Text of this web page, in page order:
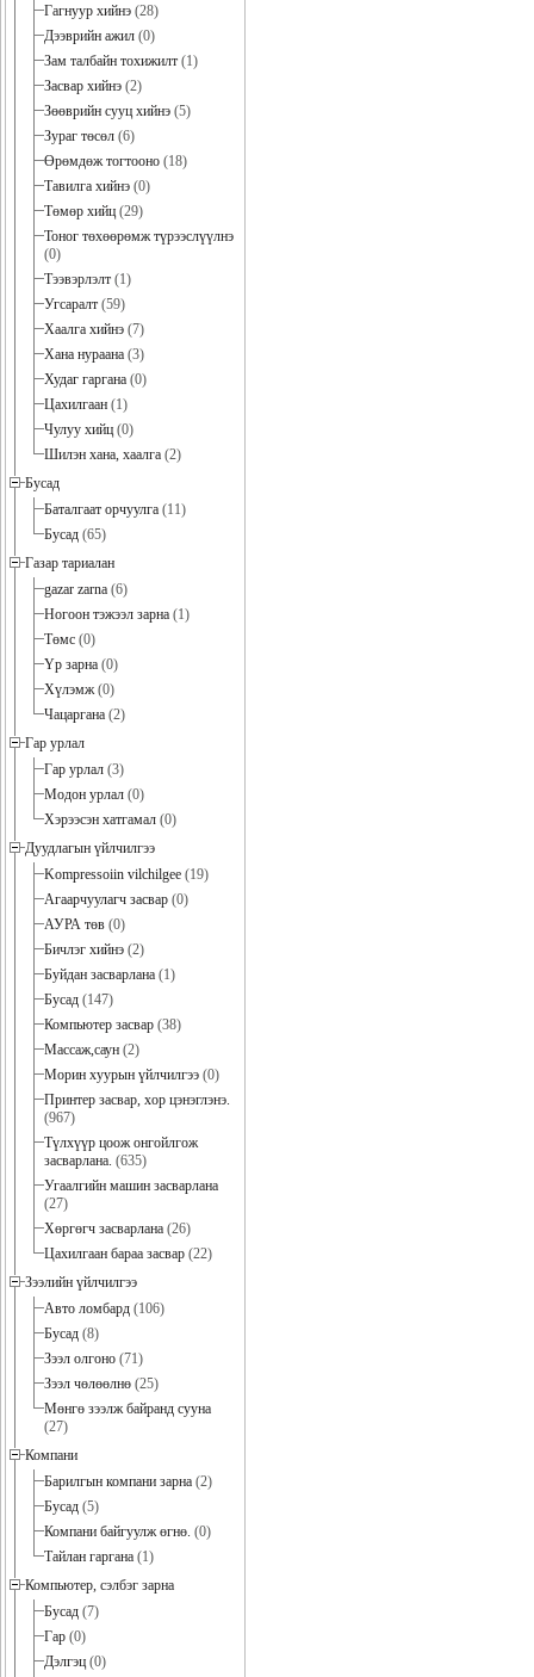
Гагнуур хийнэ (28)
Дээврийн ажил (0)
Зам талбайн тохижилт (1)
Засвар хийнэ (2)
Зөөврийн сууц хийнэ (5)
Зураг төсөл (6)
Өрөмдөж тогтооно (18)
Тавилга хийнэ (0)
Төмөр хийц (29)
Тоног төхөөрөмж түрээслүүлнэ
(0)
Тээвэрлэлт (1)
Угсаралт (59)
Хаалга хийнэ (7)
Хана нураана (3)
Худаг гаргана (0)
Цахилгаан (1)
Чулуу хийц (0)
Шилэн хана, хаалга (2)
Бусад
Баталгаат орчуулга (11)
Бусад (65)
Газар тариалан
gazar zarna (6)
Ногоон тэжээл зарна (1)
Төмс (0)
Үр зарна (0)
Хүлэмж(0)
Чацаргана (2)
Гар урлал
Гар урлал (3)
Модон урлал (0)
Хэрээсэн хатгамал (0)
Дуудлагын үйлчилгээ
Kompressoiin vilchilgee (19)
Агаарчуулагч засвар (0)
АУРА төв (0)
Бичлэг хийнэ (2)
Буйдан засварлана (1)
Бусад (147)
Компьютер засвар (38)
Массаж,саун (2)
Морин хуурын үйлчилгээ (0)
Принтер засвар, хор цэнэглэнэ.
(967)
Түлхүүр цоож онгойлгож
засварлана. (635)
Угаалгийн машин засварлана
(27)
Хөргөгч засварлана (26)
Цахилгаан бараа засвар (22)
Зээлийн үйлчилгээ
Авто ломбард (106)
Бусад (8)
Зээл олгоно (71)
Зээл чөлөөлнө (25)
Мөнгө зээлж байранд сууна
(27)
Компани
Барилгын компани зарна (2)
Бусад (5)
Компани байгуулж өгнө. (0)
Тайлан гаргана (1)
Компьютер, сэлбэг зарна
Бусад (7)
Гар (0)
Дэлгэц (0)